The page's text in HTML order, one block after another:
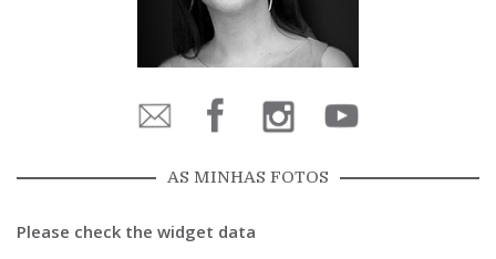
AS MINHAS FOTOS
Please check the widget data